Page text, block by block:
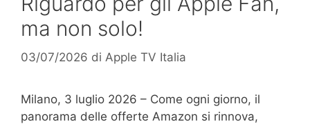
ma non solo!
03/07/2026 di Apple TV Italia
Milano, 3 luglio 2026 – Come ogni giorno, il
panorama delle offerte Amazon si rinnova,